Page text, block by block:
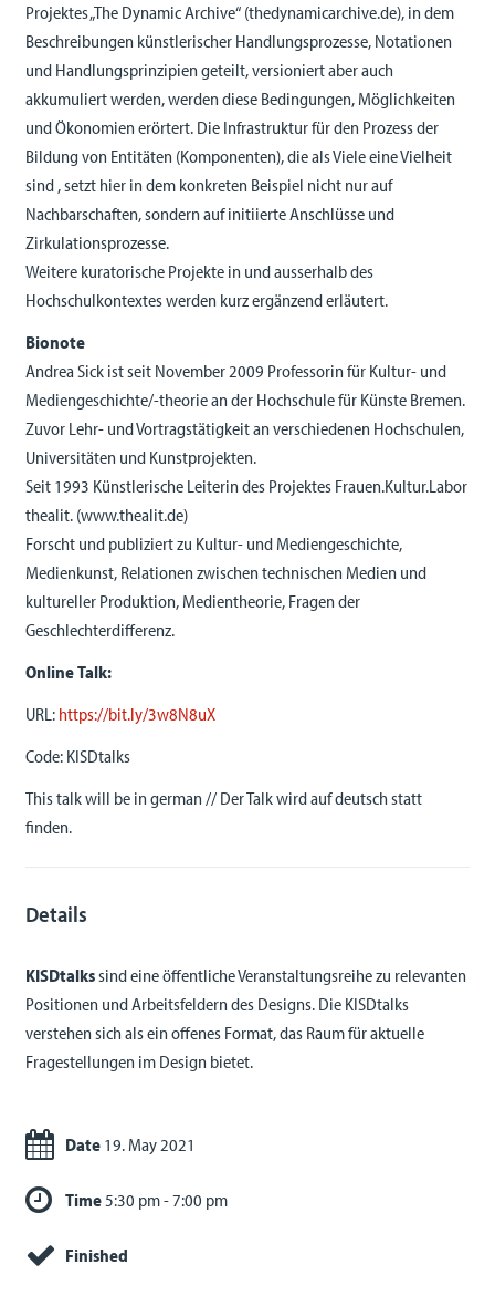
Projektes „The Dynamic Archive“ (thedynamicarchive.de), in dem
Beschreibungen künstlerischer Handlungsprozesse, Notationen
und Handlungsprinzipien geteilt, versioniert aber auch
akkumuliert werden, werden diese Bedingungen, Möglichkeiten
und Ökonomien erörtert. Die Infrastruktur für den Prozess der
Bildung von Entitäten (Komponenten), die als Viele eine Vielheit
sind , setzt hier in dem konkreten Beispiel nicht nur auf
Nachbarschaften, sondern auf initiierte Anschlüsse und
Zirkulationsprozesse.
Weitere kuratorische Projekte in und ausserhalb des
Hochschulkontextes werden kurz ergänzend erläutert.
Bionote
Andrea Sick ist seit November 2009 Professorin für Kultur- und
Mediengeschichte/-theorie an der Hochschule für Künste Bremen.
Zuvor Lehr- und Vortragstätigkeit an verschiedenen Hochschulen,
Universitäten und Kunstprojekten.
Seit 1993 Künstlerische Leiterin des Projektes Frauen.Kultur.Labor
thealit. (www.thealit.de)
Forscht und publiziert zu Kultur- und Mediengeschichte,
Medienkunst, Relationen zwischen technischen Medien und
kultureller Produktion, Medientheorie, Fragen der
Geschlechterdifferenz.
Online Talk:
URL: https://bit.ly/3w8N8uX
Code: KISDtalks
This talk will be in german // Der Talk wird auf deutsch statt
finden.
Details
KISDtalkssind eine öffentliche Veranstaltungsreihe zu relevanten
Positionen und Arbeitsfeldern des Designs. Die KISDtalks
verstehen sich als ein offenes Format, das Raum für aktuelle
Fragestellungen im Design bietet.
Date19. May 2021
Time5:30 pm - 7:00 pm
Finished